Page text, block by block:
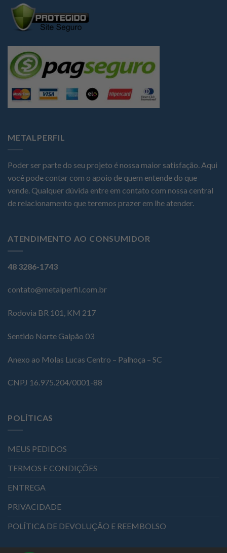
METALPERFIL
Poder ser parte do seu projeto é nossa maior satisfação. Aqui
você pode contar com o apoio de quem entende do que
vende. Qualquer dúvida entre em contato com nossa central
de relacionamento que teremos prazer em lhe atender.
ATENDIMENTO AO CONSUMIDOR
48 3286-1743
contato@metalperfil.com.br
Rodovia BR 101, KM 217
Sentido Norte Galpão 03
Anexo ao Molas Lucas Centro – Palhoça – SC
CNPJ 16.975.204/0001-88
POLÍTICAS
MEUS PEDIDOS
TERMOS E CONDIÇÕES
ENTREGA
PRIVACIDADE
POLÍTICA DE DEVOLUÇÃO E REEMBOLSO